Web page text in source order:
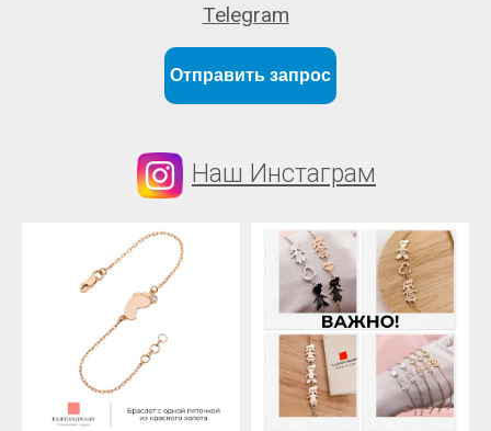
Отправить запрос
Telegram
Наш Инстаграм